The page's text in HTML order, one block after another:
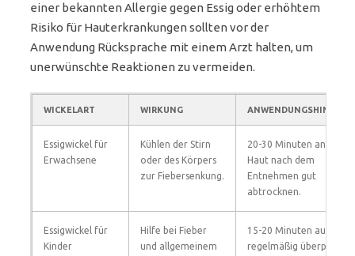
einer bekannten Allergie gegen Essig oder erhöhtem
Risiko für Hauterkrankungen sollten vor der
Anwendung Rücksprache mit einem Arzt halten, um
unerwünschte Reaktionen zu vermeiden.
WICKELART WIRKUNG
Essigwickel für
Erwachsene
Kühlen der Stirn
oder des Körpers
zur Fiebersenkung.
20-30 Minuten anlegen;
Haut nach dem
Entnehmen gut
abtrocknen.
Essigwickel für
Kinder
Hilfe bei Fieber
und allgemeinem
15-20 Minuten
regelmäßig überprüfen.